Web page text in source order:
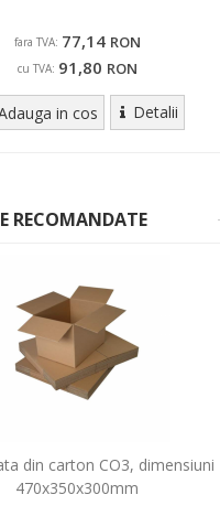
fara TVA: 77,14 RON
cu TVA: 91,80 RON
in cos Detalii
RECOMANDATE
din carton CO3, dimensiuni
470x350x300mm